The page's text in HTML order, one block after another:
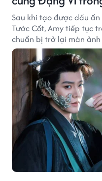
Sau khi tạo được dấu
Tước Cốt, Amy tiếp tục
chuẩn bị trở lại màn
Phổ.